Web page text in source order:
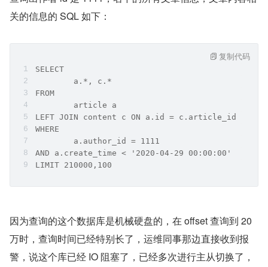
关的信息的 SQL 如下：
SELECT
	a.*, c.*
FROM
	article a
LEFT JOIN content c ON a.id = c.article_id
WHERE
	a.author_id = 1111
AND a.create_time < '2020-04-29 00:00:00'
LIMIT 210000,100
复制代码
因为查询的这个数据库是机械硬盘的，在 offset 查询到 20
万时，查询时间已经特别长了，运维同事那边直接收到报
警，说这个库已经 IO 阻塞了，已经多次进行主从切换了，